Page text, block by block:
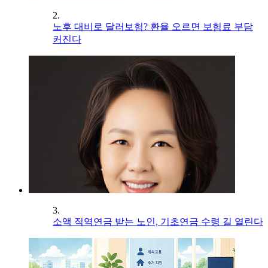
2.
노후 대비로 달러보험? 환율 오르면 보험료 부담
커진다
3.
소액 직역연금 받는 노인, 기초연금 수령 길 열린다